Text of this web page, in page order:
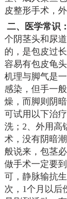
皮整形手术，
二、医学常识：
个阴茎头和尿
的，是包皮过
容易有包皮龟
机理与脚气是
感染，但手一
燥，而脚则阴
可试用以下治
洗；2、外用高
术，没有阴暗
般说来，包茎
做手术一定要
可，静脉输抗
次，1个月以后